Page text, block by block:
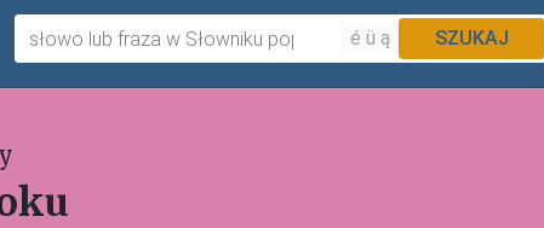
é ü ą SZUKAJ